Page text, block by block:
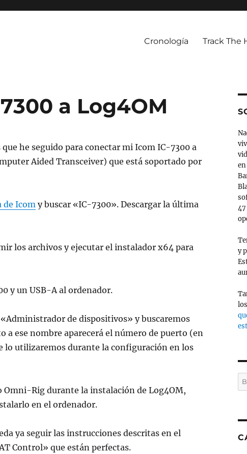
Cronología Track The
a Log4OM
he seguido para conectar mi Icom IC-7300 a
Aided Transceiver) que está soportado por
de Icom y buscar «IC-7300». Descargar la última
los archivos y ejecutar el instalador x64 para
y un USB-A al ordenador.
«Administrador de dispositivos» y buscaremos
a ese nombre aparecerá el número de puerto (en
lo utilizaremos durante la configuración en los
Omni-Rig durante la instalación de Log4OM,
en el ordenador.
ya seguir las instrucciones descritas en el
Control» que están perfectas.
47
y
los